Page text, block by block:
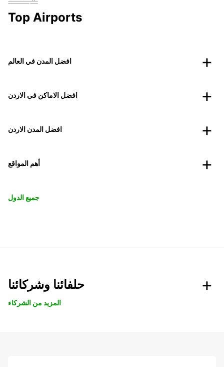
Top Airports
افضل المدن في العالم
افضل الاماكن في الاردن
افضل المدن الاردن
أهم المواقع
جميع الدول
حلفائنا وشركائنا
المزيد من الشركاء